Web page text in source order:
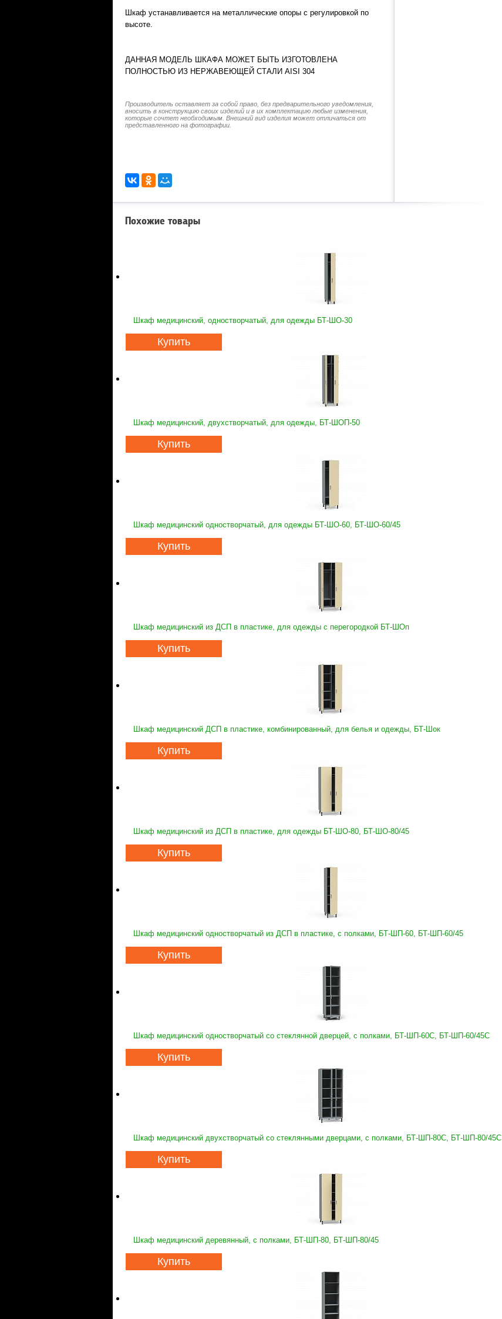
Шкаф устанавливается на металлические опоры с регулировкой по
высоте.
ДАННАЯ МОДЕЛЬ ШКАФА МОЖЕТ БЫТЬ ИЗГОТОВЛЕНА
ПОЛНОСТЬЮ ИЗ НЕРЖАВЕЮЩЕЙ СТАЛИ AISI 304
Производитель оставляет за собой право, без предварительного уведомления,
вносить в конструкцию своих изделий и в их комплектацию любые изменения,
которые сочтет необходимым. Внешний вид изделия может отличаться от
представленного на фотографии.
Похожие товары
Шкаф медицинский, одностворчатый, для одежды БТ-ШО-30
Купить
Шкаф медицинский, двухстворчатый, для одежды, БТ-ШОП-50
Купить
Шкаф медицинский одностворчатый, для одежды БТ-ШО-60, БТ-ШО-60/45
Купить
Шкаф медицинский из ДСП в пластике, для одежды с перегородкой БТ-ШОп
Купить
Шкаф медицинский ДСП в пластике, комбинированный, для белья и одежды, БТ-Шок
Купить
Шкаф медицинский из ДСП в пластике, для одежды БТ-ШО-80, БТ-ШО-80/45
Купить
Шкаф медицинский одностворчатый из ДСП в пластике, с полками, БТ-ШП-60, БТ-ШП-60/45
Купить
Шкаф медицинский одностворчатый со стеклянной дверцей, с полками, БТ-ШП-60С, БТ-ШП-60/45С
Купить
Шкаф медицинский двухстворчатый со стеклянными дверцами, с полками, БТ-ШП-80С, БТ-ШП-80/45С
Купить
Шкаф медицинский деревянный, с полками, БТ-ШП-80, БТ-ШП-80/45
Купить